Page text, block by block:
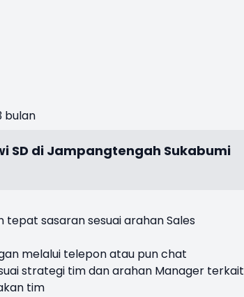
bulan
SD di Jampangtengah Sukabumi
sasaran sesuai arahan Sales
melalui telepon atau pun chat
strategi tim dan arahan Manager terkait
tim